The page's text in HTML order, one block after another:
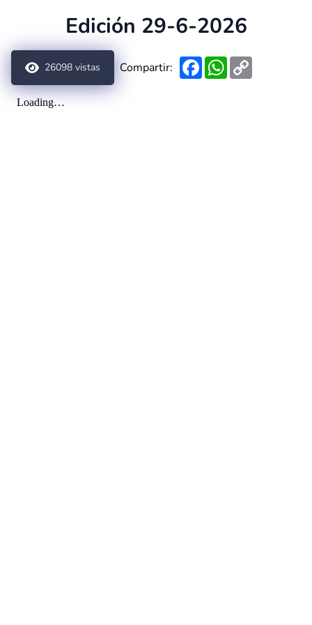
Edición 29-6-2026
26098 vistas Compartir: FacebookWhatsApp